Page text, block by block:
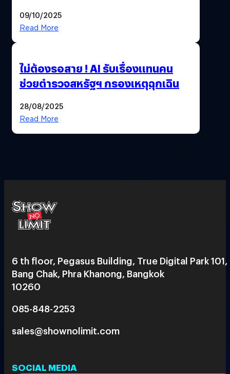
09/10/2025
Read More
ไม่ต้องรอสาย ! AI รับเรื่องแทนคน
ช่วยตำรวจสหรัฐฯ กรองเหตุฉุกเฉิน
28/08/2025
Read More
6 th floor, Pegasus Building, True Digital Park 101,
Bang Chak, Phra Khanong, Bangkok
10260
085-848-2253
sales@shownolimit.com
SOCIAL MEDIA